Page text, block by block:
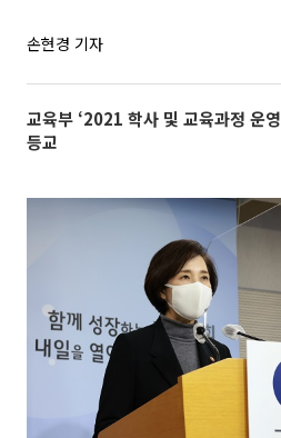
손현경 기자
교육부 ‘2021 학사 및 교육과정 운
등교